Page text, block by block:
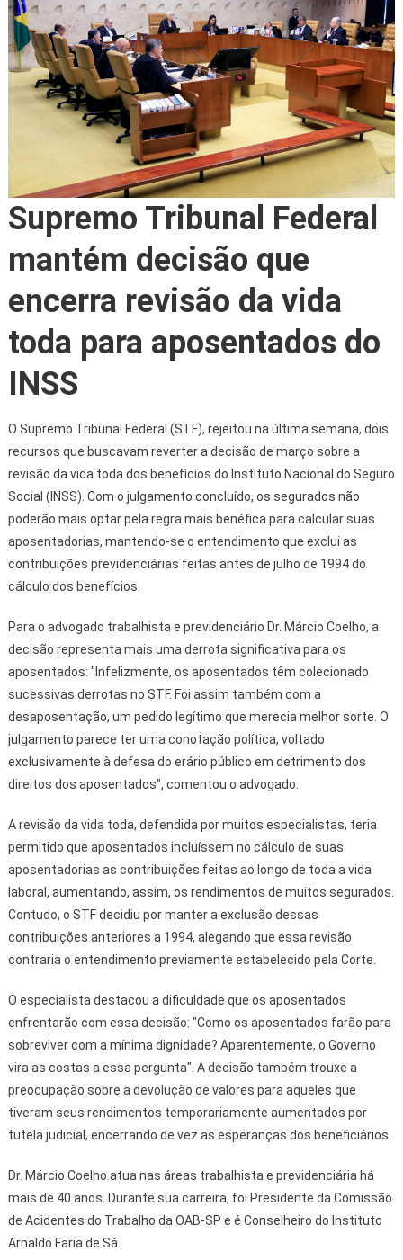
Supremo Tribunal Federal
mantém decisão que
encerra revisão da vida
toda para aposentados do
INSS
O Supremo Tribunal Federal (STF), rejeitou na última semana, dois
recursos que buscavam reverter a decisão de março sobre a
revisão da vida toda dos benefícios do Instituto Nacional do Seguro
Social (INSS). Com o julgamento concluído, os segurados não
poderão mais optar pela regra mais benéfica para calcular suas
aposentadorias, mantendo-se o entendimento que exclui as
contribuições previdenciárias feitas antes de julho de 1994 do
cálculo dos benefícios.
Para o advogado trabalhista e previdenciário Dr. Márcio Coelho, a
decisão representa mais uma derrota significativa para os
aposentados: "Infelizmente, os aposentados têm colecionado
sucessivas derrotas no STF. Foi assim também com a
desaposentação, um pedido legítimo que merecia melhor sorte. O
julgamento parece ter uma conotação política, voltado
exclusivamente à defesa do erário público em detrimento dos
direitos dos aposentados", comentou o advogado.
A revisão da vida toda, defendida por muitos especialistas, teria
permitido que aposentados incluíssem no cálculo de suas
aposentadorias as contribuições feitas ao longo de toda a vida
laboral, aumentando, assim, os rendimentos de muitos segurados.
Contudo, o STF decidiu por manter a exclusão dessas
contribuições anteriores a 1994, alegando que essa revisão
contraria o entendimento previamente estabelecido pela Corte.
O especialista destacou a dificuldade que os aposentados
enfrentarão com essa decisão: "Como os aposentados farão para
sobreviver com a mínima dignidade? Aparentemente, o Governo
vira as costas a essa pergunta". A decisão também trouxe a
preocupação sobre a devolução de valores para aqueles que
tiveram seus rendimentos temporariamente aumentados por
tutela judicial, encerrando de vez as esperanças dos beneficiários.
Dr. Márcio Coelho atua nas áreas trabalhista e previdenciária há
mais de 40 anos. Durante sua carreira, foi Presidente da Comissão
de Acidentes do Trabalho da OAB-SP e é Conselheiro do Instituto
Arnaldo Faria de Sá.